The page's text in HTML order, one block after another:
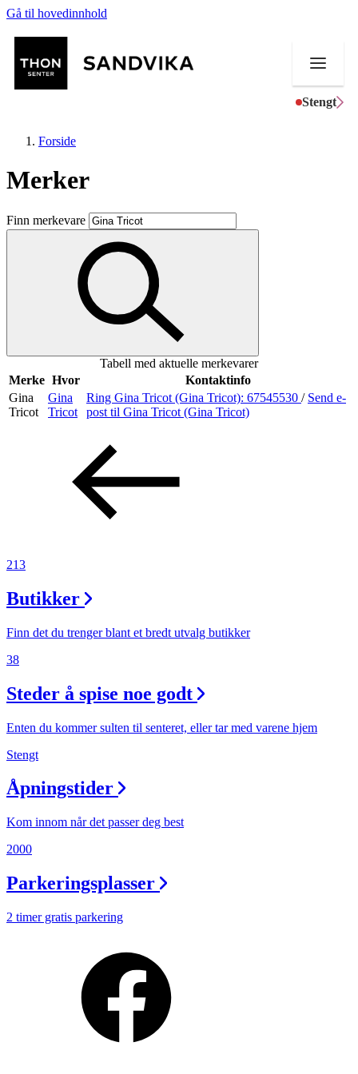
Gå til hovedinnhold
Stengt
Butikker
Mat og drikke
Aktiviteter
Merker
Inspirasjon
Praktisk informasjon
Ledige stillinger
Magasin
Finn frem
Forside
Merker
Finn merkevare
Tabell med aktuelle merkevarer
Merke Hvor
Kontaktinfo
Gina
Tricot
Gina
Tricot
Ring Gina Tricot (Gina Tricot): 67545530 / Send e-
post til Gina Tricot (Gina Tricot)
213
Butikker
Finn det du trenger blant et bredt utvalg butikker
38
Steder å spise noe godt
Enten du kommer sulten til senteret, eller tar med varene hjem
Stengt
Åpningstider
Kom innom når det passer deg best
2000
Parkeringsplasser
2 timer gratis parkering